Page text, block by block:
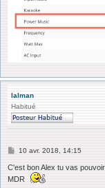
lalman
Habitué
M
s
a
10 avr. 2018, 14:15
C'est bon Alex tu vas
MDR